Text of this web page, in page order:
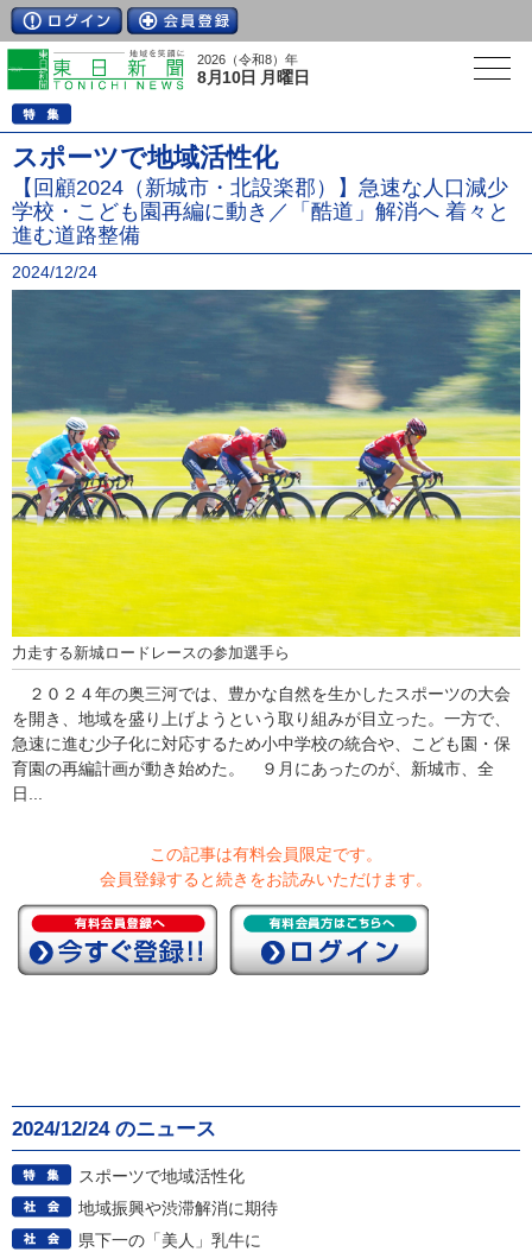
2026（令和8）年
8月10日 月曜日
スポーツで地域活性化
【回顧2024（新城市・北設楽郡）】急速な人口減少
学校・こども園再編に動き／「酷道」解消へ 着々と
進む道路整備
2024/12/24
力走する新城ロードレースの参加選手ら
２０２４年の奥三河では、豊かな自然を生かしたスポーツの大会
を開き、地域を盛り上げようという取り組みが目立った。一方で、
急速に進む少子化に対応するため小中学校の統合や、こども園・保
育園の再編計画が動き始めた。 ９月にあったのが、新城市、全
日...
この記事は有料会員限定です。
会員登録すると続きをお読みいただけます。
2024/12/24 のニュース
スポーツで地域活性化
地域振興や渋滞解消に期待
県下一の「美人」乳牛に